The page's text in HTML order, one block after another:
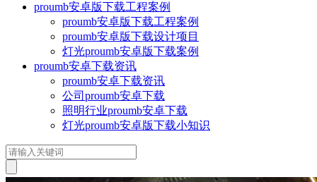
proumb安卓版下载工程案例
proumb安卓版下载工程案例
proumb安卓版下载设计项目
灯光proumb安卓版下载案例
proumb安卓下载资讯
proumb安卓下载资讯
公司proumb安卓下载
照明行业proumb安卓下载
灯光proumb安卓版下载小知识